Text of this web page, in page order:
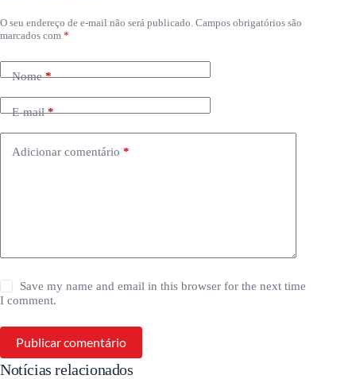
O seu endereço de e-mail não será publicado. Campos obrigatórios são
marcados com *
Nome*
E-mail*
Adicionar comentário *
Save my name and email in this browser for the next time
I comment.
Publicar comentário
Notícias relacionados